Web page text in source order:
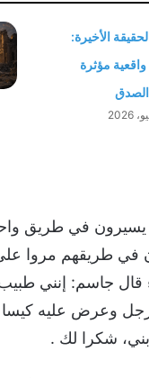
الأخيرة:
مؤثرة
في طريق
في طريقهم مروا على
جاسم: إنني طبيب
وعرض عليه كيسا
شكرا لك .